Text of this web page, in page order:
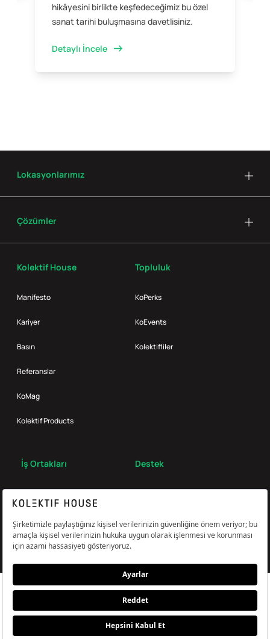
hikâyesini birlikte keşfedeceğimiz bu özel
sanat tarihi buluşmasına davetlisiniz.
Detaylı İncele
Kolektif House
Manifesto
Kariyer
Basın
Referanslar
KoMag
Kolektif Products
Topluluk
KoPerks
KoEvents
Kolektifliler
İş Ortakları Destek
Lokasyonlarımız
Çözümler
Çerez Tercihlerini Yönetin